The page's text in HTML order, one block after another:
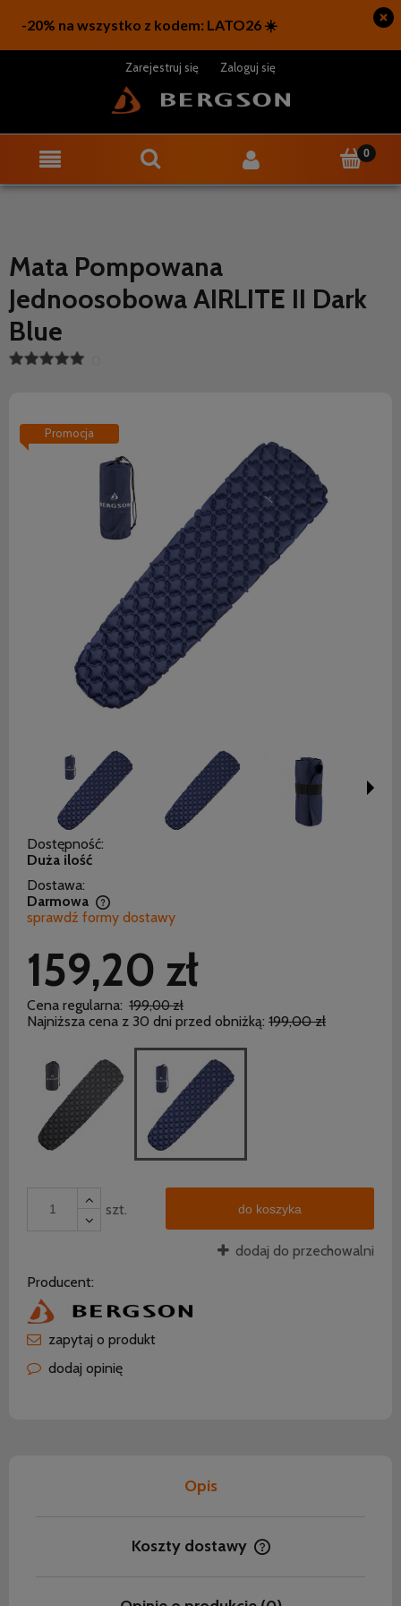
Zarejestruj się Zaloguj się
Mata Pompowana
Jednoosobowa AIRLITE II Dark
Blue
Promocja
Dostępność:
Duża ilość
Dostawa:
Darmowa
Cena nie zawiera ewentualnych kosztów płatności
sprawdź formy dostawy
159,20 zł
Cena regularna: 199,00 zł
Najniższa cena z 30 dni przed obniżką: 199,00 zł
szt. do koszyka
dodaj do przechowalni
Producent:
zapytaj o produkt
dodaj opinię
Opis
Koszty dostawy
Cena nie zawiera ewentualnych kosztów płatności